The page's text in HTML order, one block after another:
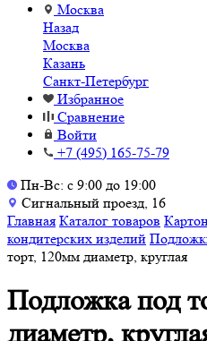
Москва
Назад
Москва
Казань
Санкт-Петербург
Избранное
Сравнение
Войти
+7 (495) 165-75-79
Пн-Вс: с 9:00 до 19:00
Сигнальный проезд, 16
Главная Каталог товаров
кондитерских изделий
торт, 120мм диаметр, круглая
Подложка под
диаметр,